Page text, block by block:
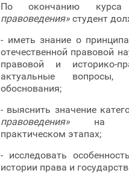
По окончанию
правоведения» студент
- иметь знание о
отечественной правовой
правовой и историко-
актуальные вопросы,
обоснования;
- выяснить значение
правоведения» на
практическом этапах;
- исследовать
истории права и